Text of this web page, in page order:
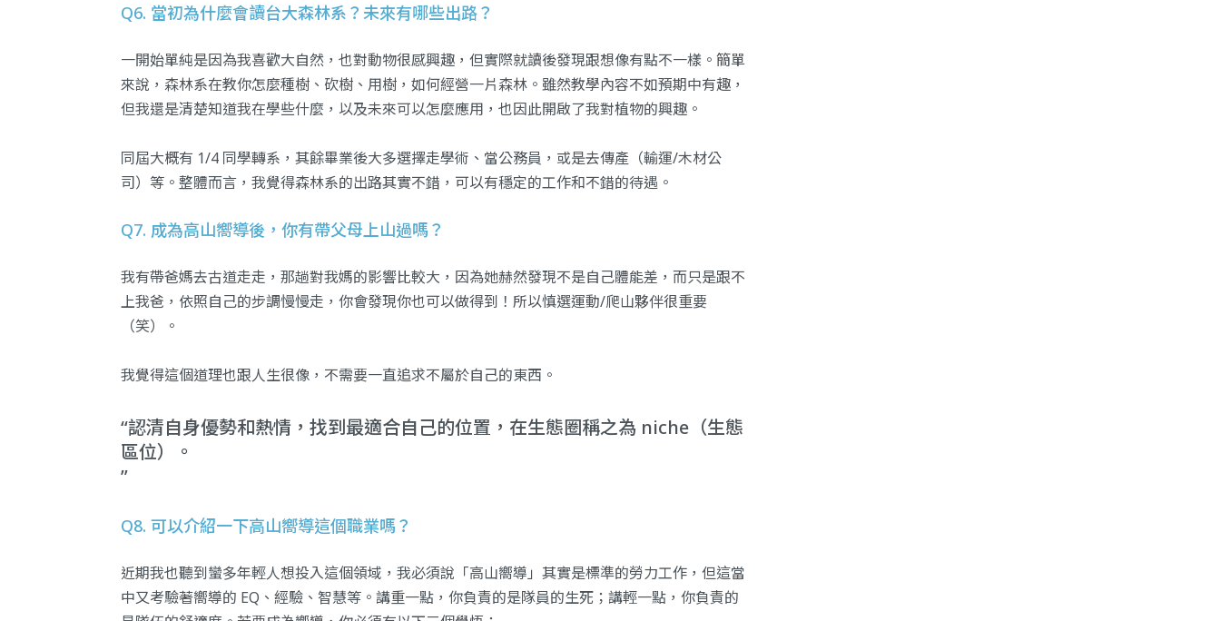
Q6. 當初為什麼會讀台大森林系？未來有哪些出路？
一開始單純是因為我喜歡大自然，也對動物很感興趣，但實際就讀後發現跟想像有點不一樣。簡單
來說，森林系在教你怎麼種樹、砍樹、用樹，如何經營一片森林。雖然教學內容不如預期中有趣，
但我還是清楚知道我在學些什麼，以及未來可以怎麼應用，也因此開啟了我對植物的興趣。
同屆大概有 1/4 同學轉系，其餘畢業後大多選擇走學術、當公務員，或是去傳產（輸運/木材公
司）等。整體而言，我覺得森林系的出路其實不錯，可以有穩定的工作和不錯的待遇。
Q7. 成為高山嚮導後，你有帶父母上山過嗎？
我有帶爸媽去古道走走，那趟對我媽的影響比較大，因為她赫然發現不是自己體能差，而只是跟不
上我爸，依照自己的步調慢慢走，你會發現你也可以做得到！所以慎選運動/爬山夥伴很重要
（笑）。
我覺得這個道理也跟人生很像，不需要一直追求不屬於自己的東西。
認清自身優勢和熱情，找到最適合自己的位置，在生態圈稱之為 niche（生態
區位）。
Q8. 可以介紹一下高山嚮導這個職業嗎？
近期我也聽到蠻多年輕人想投入這個領域，我必須說「高山嚮導」其實是標準的勞力工作，但這當
中又考驗著嚮導的 EQ、經驗、智慧等。講重一點，你負責的是隊員的生死；講輕一點，你負責的